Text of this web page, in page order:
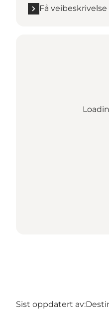
Få veibeskrivelse
Sist oppdatert av: